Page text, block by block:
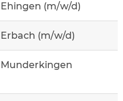
(m/w/d)
(m/w/d)